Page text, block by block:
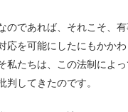
のであれば、それこそ、
応を可能にしたにもかか
私たちは、この法制によ
してきたのです。